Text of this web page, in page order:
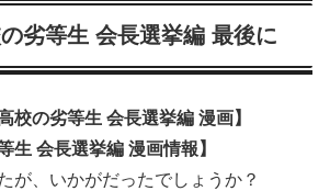
劣等生 会長選挙編 最後に
校の劣等生 会長選挙編 漫画】
生 会長選挙編 漫画情報】
が、いかがだったでしょうか？